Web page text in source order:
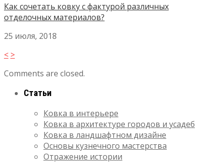
Как сочетать ковку с фактурой различных
отделочных материалов?
25 июля, 2018
< >
Comments are closed.
Статьи
Ковка в интерьере
Ковка в архитектуре городов и усадеб
Ковка в ландшафтном дизайне
Основы кузнечного мастерства
Отражение истории